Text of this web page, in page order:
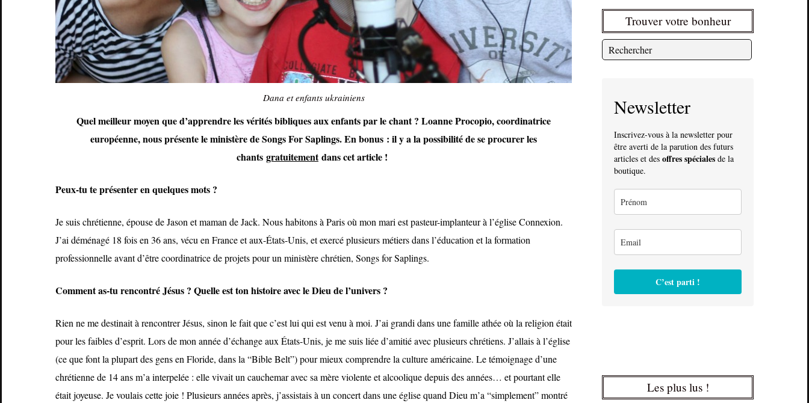
Dana et enfants ukrainiens
Quel meilleur moyen que d’apprendre les vérités bibliques aux enfants par le chant ? Loanne Procopio, coordinatrice
européenne, nous présente le ministère de Songs For Saplings. En bonus : il y a la possibilité de se procurer les
chants gratuitementdans cet article !
Peux-tu te présenter en quelques mots ?
Je suis chrétienne, épouse de Jason et maman de Jack. Nous habitons à Paris où mon mari est pasteur-implanteur à l’église Connexion.
J’ai déménagé 18 fois en 36 ans, vécu en France et aux-États-Unis, et exercé plusieurs métiers dans l’éducation et la formation
professionnelle avant d’être coordinatrice de projets pour un ministère chrétien, Songs for Saplings.
Comment as-tu rencontré Jésus ? Quelle est ton histoire avec le Dieu de l’univers ?
Rien ne me destinait à rencontrer Jésus, sinon le fait que c’est lui qui est venu à moi. J’ai grandi dans une famille athée où la religion était
pour les faibles d’esprit. Lors de mon année d’échange aux États-Unis, je me suis liée d’amitié avec plusieurs chrétiens. J’allais à l’église
(ce que font la plupart des gens en Floride, dans la “Bible Belt”) pour mieux comprendre la culture américaine. Le témoignage d’une
chrétienne de 14 ans m’a interpelée : elle vivait un cauchemar avec sa mère violente et alcoolique depuis des années… et pourtant elle
était joyeuse. Je voulais cette joie ! Plusieurs années après, j’assistais à un concert dans une église quand Dieu m’a “simplement” montré
Trouver votre bonheur
Newsletter
Inscrivez-vous à la newsletter pour
être averti de la parution des futurs
articles et des offres spéciales de la
boutique.
C’est parti !
Les plus lus !